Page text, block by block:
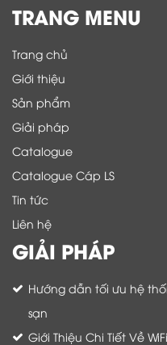
TRANG MENU
Trang chủ
Giới thiệu
Sản phẩm
Giải pháp
Catalogue
Catalogue Cáp LS
Tin tức
Liên hệ
GIẢI PHÁP
Hướng dẫn tối ưu hệ
sạn
Giới Thiệu Chi Tiết Về